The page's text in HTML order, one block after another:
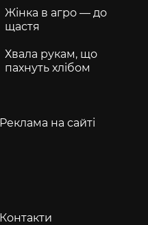
Жінка в агро — до
щастя
Хвала рукам, що
пахнуть хлібом
Реклама на сайті
Контакти